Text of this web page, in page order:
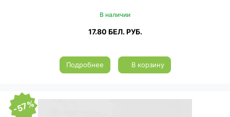
В наличии
17.80 БЕЛ. РУБ.
Подробнее В корзину
-57%